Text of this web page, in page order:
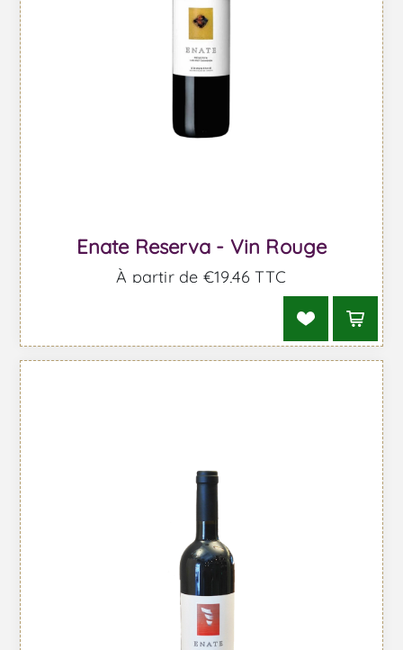
Enate Reserva - Vin Rouge
À partir de €19,46 TTC